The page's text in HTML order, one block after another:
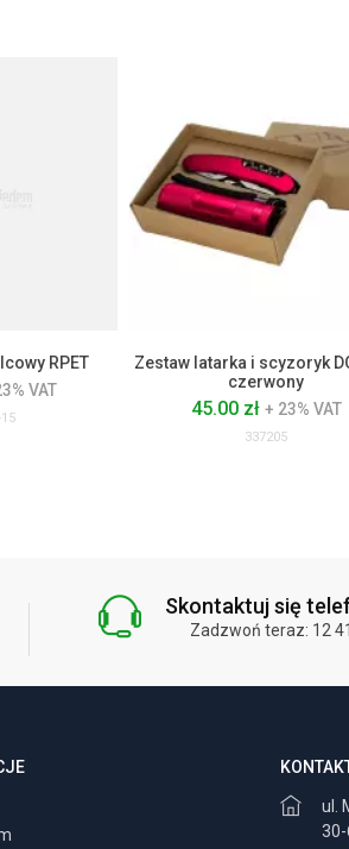
RPET
VAT
Zestaw latarka i scyzoryk
czerwony
45.00 zł + 23% VAT
337205
Skontaktuj się
Zadzwoń teraz: 12
ul.
30-